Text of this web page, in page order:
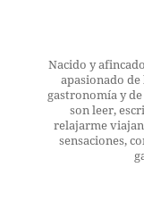
Nacido y
apasionado de
gastronomía y
son leer,
relajarme
sensaciones,